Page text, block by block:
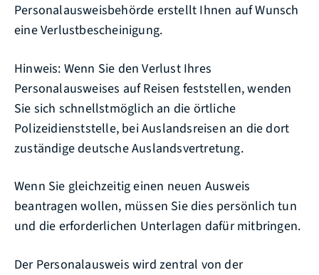
Personalausweisbehörde erstellt Ihnen auf Wunsch
eine Verlustbescheinigung.
Hinweis: Wenn Sie den Verlust Ihres
Personalausweises auf Reisen feststellen, wenden
Sie sich schnellstmöglich an die örtliche
Polizeidienststelle, bei Auslandsreisen an die dort
zuständige deutsche Auslandsvertretung.
Wenn Sie gleichzeitig einen neuen Ausweis
beantragen wollen, müssen Sie dies persönlich tun
und die erforderlichen Unterlagen dafür mitbringen.
Der Personalausweis wird zentral von der